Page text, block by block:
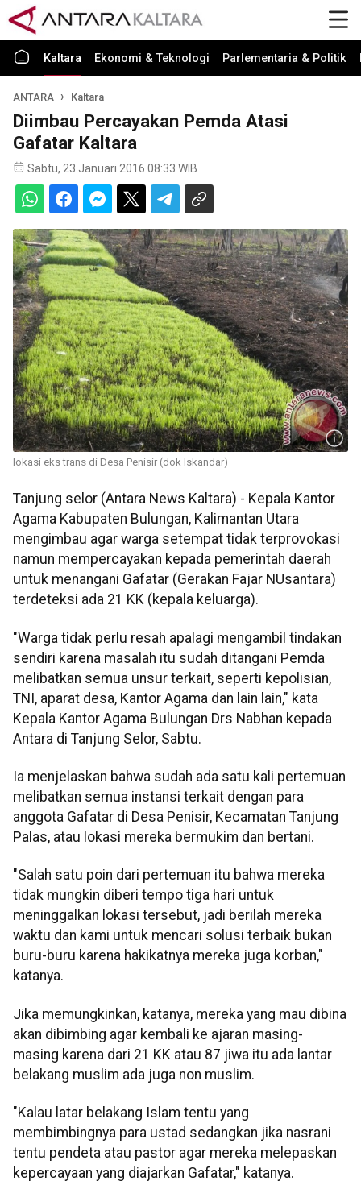
Kaltara Ekonomi & Teknologi Parlementaria & Politik
ANTARA Kaltara
Diimbau Percayakan Pemda Atasi
Gafatar Kaltara
Sabtu, 23 Januari 2016 08:33 WIB
lokasi eks trans di Desa Penisir (dok Iskandar)
Tanjung selor (Antara News Kaltara) - Kepala Kantor
Agama Kabupaten Bulungan, Kalimantan Utara
mengimbau agar warga setempat tidak terprovokasi
namun mempercayakan kepada pemerintah daerah
untuk menangani Gafatar (Gerakan Fajar NUsantara)
terdeteksi ada 21 KK (kepala keluarga).
"Warga tidak perlu resah apalagi mengambil tindakan
sendiri karena masalah itu sudah ditangani Pemda
melibatkan semua unsur terkait, seperti kepolisian,
TNI, aparat desa, Kantor Agama dan lain lain," kata
Kepala Kantor Agama Bulungan Drs Nabhan kepada
Antara di Tanjung Selor, Sabtu.
Ia menjelaskan bahwa sudah ada satu kali pertemuan
melibatkan semua instansi terkait dengan para
anggota Gafatar di Desa Penisir, Kecamatan Tanjung
Palas, atau lokasi mereka bermukim dan bertani.
"Salah satu poin dari pertemuan itu bahwa mereka
tidak mungkin diberi tempo tiga hari untuk
meninggalkan lokasi tersebut, jadi berilah mereka
waktu dan kami untuk mencari solusi terbaik bukan
buru-buru karena hakikatnya mereka juga korban,"
katanya.
Jika memungkinkan, katanya, mereka yang mau dibina
akan dibimbing agar kembali ke ajaran masing-
masing karena dari 21 KK atau 87 jiwa itu ada lantar
belakang muslim ada juga non muslim.
"Kalau latar belakang Islam tentu yang
membimbingnya para ustad sedangkan jika nasrani
tentu pendeta atau pastor agar mereka melepaskan
kepercayaan yang diajarkan Gafatar," katanya.